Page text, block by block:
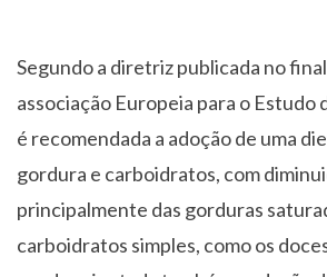
Segundo a diretriz publicada no
associação Europeia para o Estudo
é recomendada a adoção de uma
gordura e carboidratos, com
principalmente das gorduras
carboidratos simples, como os